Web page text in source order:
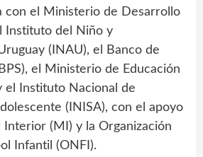
con el Ministerio de Desarrollo
Instituto del Niño y
(INAU), el Banco de
el Ministerio de Educación
el Instituto Nacional de
(INISA), con el apoyo
(MI) y la Organización
Infantil (ONFI).